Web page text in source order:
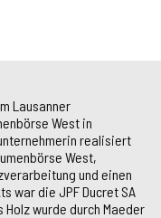
Lausanner
West in
realisiert
West,
und einen
war die JPF Ducret SA
wurde durch Maeder